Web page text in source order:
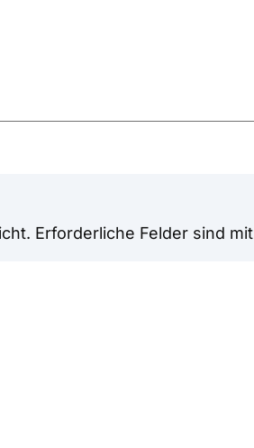
Erforderliche Felder sind mit